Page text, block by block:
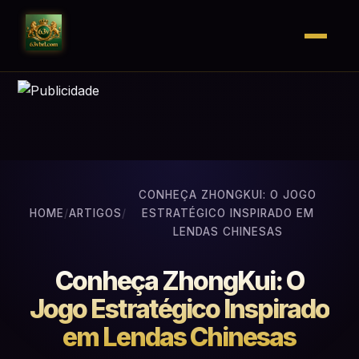
HOME/ARTIGOS/
CONHEÇA ZHONGKUI: O JOGO
ESTRATÉGICO INSPIRADO EM
LENDAS CHINESAS
Conheça ZhongKui: O
Jogo Estratégico Inspirado
em Lendas Chinesas